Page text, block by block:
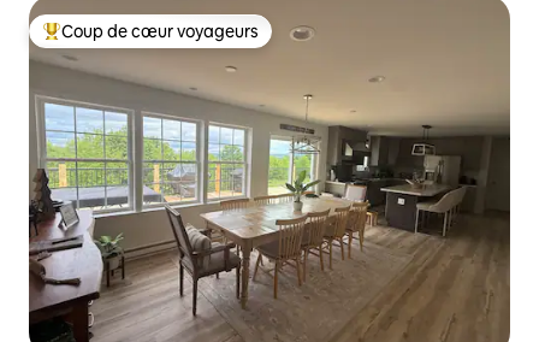
Coups de cœur voyageurs les plus appréciés
Coup de cœur voyageurs